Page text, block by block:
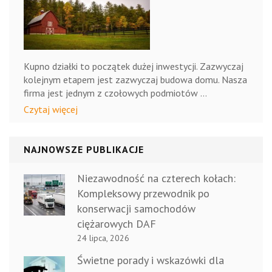
Kupno działki to początek dużej inwestycji. Zazwyczaj
kolejnym etapem jest zazwyczaj budowa domu. Nasza
firma jest jednym z czołowych podmiotów …
Czytaj więcej
NAJNOWSZE PUBLIKACJE
Niezawodność na czterech kołach:
Kompleksowy przewodnik po
konserwacji samochodów
ciężarowych DAF
24 lipca, 2026
Świetne porady i wskazówki dla